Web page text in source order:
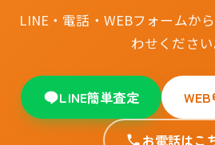
LINE・電話・WEBフォームか
わせください
LINE簡単査定
お電話はこ